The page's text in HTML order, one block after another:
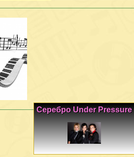
Серебро Under Pressure